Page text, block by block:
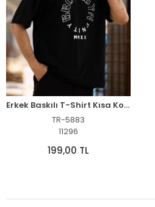
Erkek Baskılı T-Shirt Kısa Kol Bisiklet Yaka Regular Fit Rahat Kalıp Günlük Tişört - Siyah
TR-5883
11296
199,00 TL